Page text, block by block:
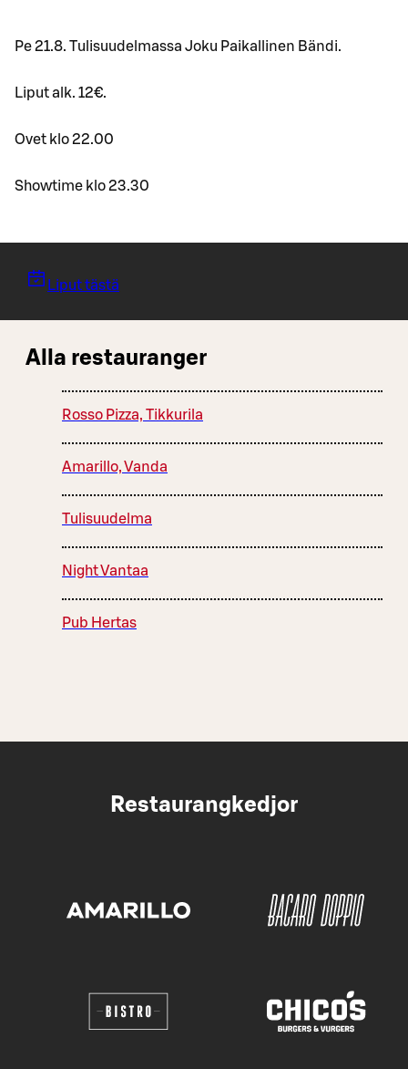
Pe 21.8. Tulisuudelmassa Joku Paikallinen Bändi.
Liput alk. 12€.
Ovet klo 22.00
Showtime klo 23.30
Liput tästä
Alla restauranger
Rosso Pizza, Tikkurila
Amarillo, Vanda
Tulisuudelma
Night Vantaa
Pub Hertas
Restaurangkedjor